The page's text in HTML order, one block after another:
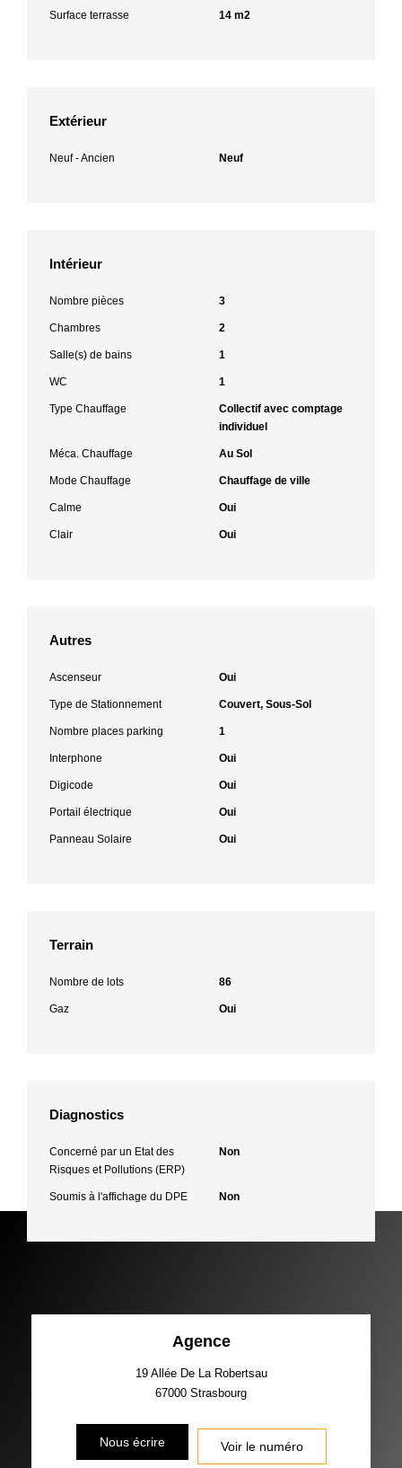
Surface terrasse 14 m2
Extérieur
Neuf - Ancien Neuf
Intérieur
Nombre pièces 3
Chambres 2
Salle(s) de bains 1
WC 1
Type Chauffage
Collectif avec comptage
individuel
Méca. Chauffage Au Sol
Mode Chauffage Chauffage de ville
Calme Oui
Clair Oui
Autres
Ascenseur Oui
Type de Stationnement Couvert, Sous-Sol
Nombre places parking 1
Interphone Oui
Digicode Oui
Portail électrique Oui
Panneau Solaire Oui
Terrain
Nombre de lots 86
Gaz Oui
Diagnostics
Concerné par un Etat des
Risques et Pollutions (ERP)
Non
Soumis à l'affichage du DPE Non
Agence
19 Allée De La Robertsau
67000 Strasbourg
Nous écrire Voir le numéro